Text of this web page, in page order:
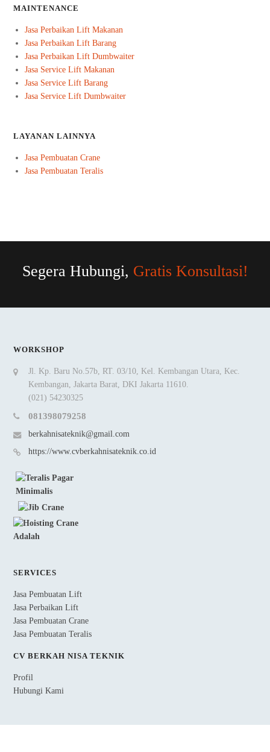
MAINTENANCE
Jasa Perbaikan Lift Makanan
Jasa Perbaikan Lift Barang
Jasa Perbaikan Lift Dumbwaiter
Jasa Service Lift Makanan
Jasa Service Lift Barang
Jasa Service Lift Dumbwaiter
LAYANAN LAINNYA
Jasa Pembuatan Crane
Jasa Pembuatan Teralis
Segera Hubungi, Gratis Konsultasi!
WORKSHOP
Jl. Kp. Baru No.57b, RT. 03/10, Kel. Kembangan Utara, Kec.
Kembangan, Jakarta Barat, DKI Jakarta 11610.
(021) 54230325
081398079258
berkahnisateknik@gmail.com
https://www.cvberkahnisateknik.co.id
SERVICES
Jasa Pembuatan Lift
Jasa Perbaikan Lift
Jasa Pembuatan Crane
Jasa Pembuatan Teralis
CV BERKAH NISA TEKNIK
Profil
Hubungi Kami